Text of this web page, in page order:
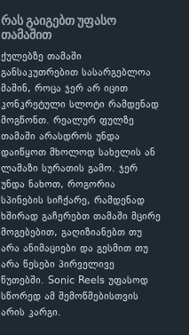
რას გაიგებთ უფასო
თამაშით
ქულებზე თამაში
განსაკუთრებით სასარგებლოა
მაშინ, როცა ჯერ არ იცით
კონკრეტული სლოტი რამდენად
მოგწონთ. რეალურ ფულზე
თამაში არასდროს უნდა
დაიწყოთ მხოლოდ სახელის ან
ლამაზი სურათის გამო. ჯერ
უნდა ნახოთ, როგორია
სპინების სიჩქარე, რამდენად
ხშირად გაჩერებთ თამაში მცირე
მოგებებით, გაღიზიანებთ თუ
არა ანიმაციები და გესმით თუ
არა წესები პირველივე
წუთებში. Sonic Reels უფასოდ
სწორედ ამ შემოწმებისთვის
არის კარგი.